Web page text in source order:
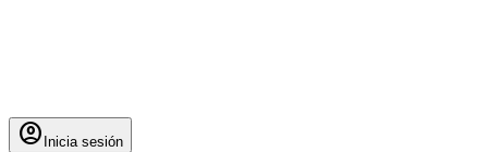
account_circle Inicia sesión